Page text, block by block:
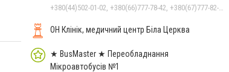
ОН Клінік, медичний центр Біла Церква
★ BusMaster ★ Переобладнання
Мікроавтобусів №1